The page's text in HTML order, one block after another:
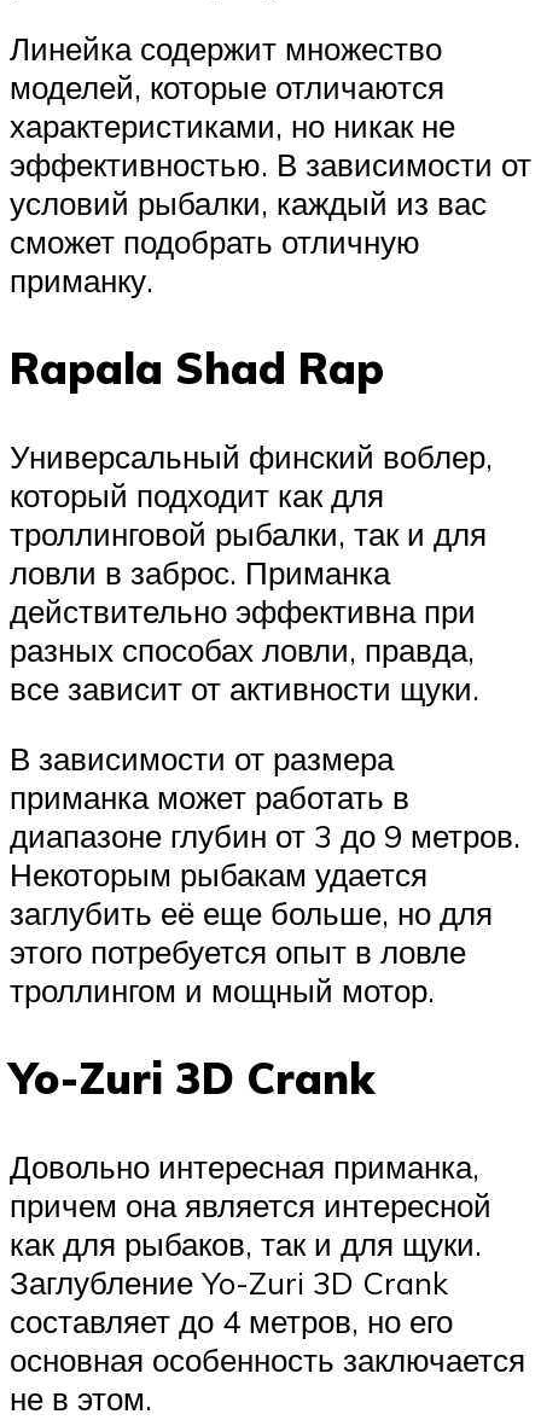
Линейка содержит множество
моделей, которые отличаются
характеристиками, но никак не
эффективностью. В зависимости от
условий рыбалки, каждый из вас
сможет подобрать отличную
приманку.
Rapala Shad Rap
Универсальный финский воблер,
который подходит как для
троллинговой рыбалки, так и для
ловли в заброс. Приманка
действительно эффективна при
разных способах ловли, правда,
все зависит от активности щуки.
В зависимости от размера
приманка может работать в
диапазоне глубин от 3 до 9 метров.
Некоторым рыбакам удается
заглубить её еще больше, но для
этого потребуется опыт в ловле
троллингом и мощный мотор.
Yo-Zuri 3D Crank
Довольно интересная приманка,
причем она является интересной
как для рыбаков, так и для щуки.
Заглубление Yo-Zuri 3D Crank
составляет до 4 метров, но его
основная особенность заключается
не в этом.